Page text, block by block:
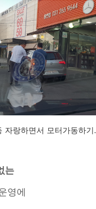
자랑하면서 모터가동하기.
는
영에